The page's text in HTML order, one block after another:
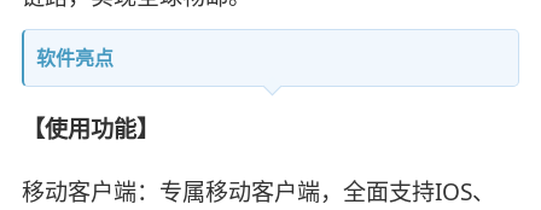
软件亮点
【使用功能】
移动客户端：专属移动客户端，全面支持IOS、